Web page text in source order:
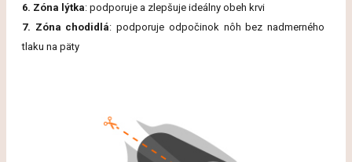
6. Zóna lýtka: podporuje a zlepšuje ideálny obeh krvi
7. Zóna chodidlá: podporuje odpočinok nôh bez nadmerného
tlaku na päty